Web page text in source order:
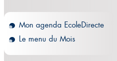
Mon agenda EcoleDirecte
Le menu du Mois